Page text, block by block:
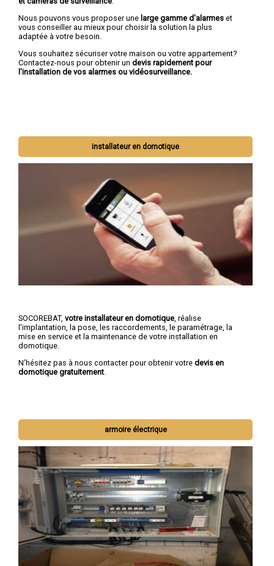
Nous pouvons vous proposer une large gamme d'alarmes et
vous conseiller au mieux pour choisir la solution la plus
adaptée à votre besoin.
Vous souhaitez sécuriser votre maison ou votre appartement?
Contactez-nous pour obtenir un devis rapidement pour
l'installation de vos alarmes ou vidéosurveillance.
installateur en domotique
SOCOREBAT, votre installateur en domotique , réalise
l'implantation, la pose, les raccordements, le paramétrage, la
mise en service et la maintenance de votre installation en
domotique.
N'hésitez pas à nous contacter pour obtenir votre devis en
domotique gratuitement
armoire électrique